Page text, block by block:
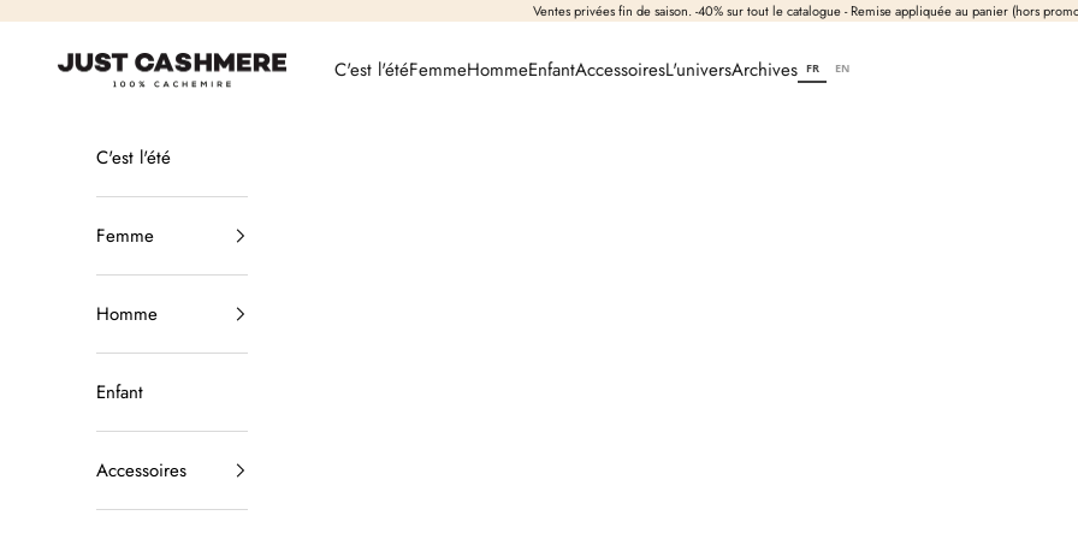
Ventes privées fin de saison. -40% sur tout le catalogue - Remise appliquée au panier (hors
Just Cashmere C'est l'étéFemmeHommeEnfantAccessoiresL'universArchives FR EN
C'est l'été
Femme
Homme
Enfant
Accessoires